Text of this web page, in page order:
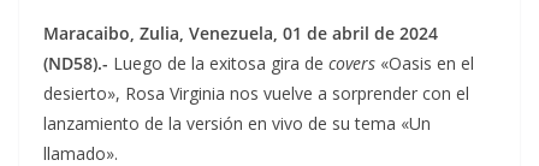
Maracaibo, Zulia, Venezuela, 01 de abril de 2024
(ND58).- Luego de la exitosa gira de covers «Oasis en el
desierto», Rosa Virginia nos vuelve a sorprender con el
lanzamiento de la versión en vivo de su tema «Un
llamado».